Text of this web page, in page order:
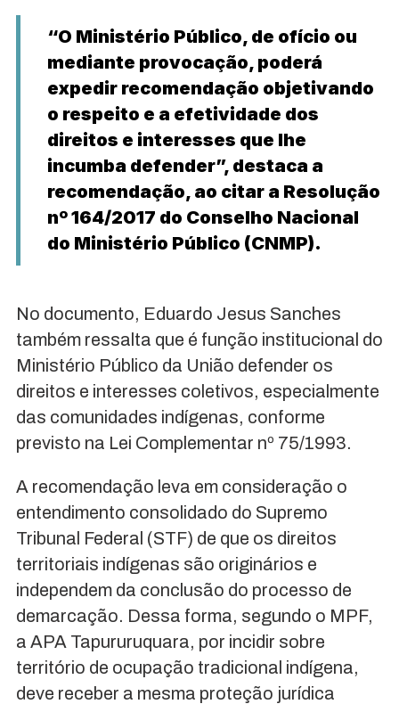
“O Ministério Público, de ofício ou
mediante provocação, poderá
expedir recomendação objetivando
o respeito e a efetividade dos
direitos e interesses que lhe
incumba defender”, destaca a
recomendação, ao citar a Resolução
nº 164/2017 do Conselho Nacional
do Ministério Público (CNMP).
No documento, Eduardo Jesus Sanches
também ressalta que é função institucional do
Ministério Público da União defender os
direitos e interesses coletivos, especialmente
das comunidades indígenas, conforme
previsto na Lei Complementar nº 75/1993.
A recomendação leva em consideração o
entendimento consolidado do Supremo
Tribunal Federal (STF) de que os direitos
territoriais indígenas são originários e
independem da conclusão do processo de
demarcação. Dessa forma, segundo o MPF,
a APA Tapururuquara, por incidir sobre
território de ocupação tradicional indígena,
deve receber a mesma proteção jurídica